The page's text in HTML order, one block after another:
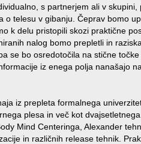
s partnerjem ali v
o telesu v gibanju. Čeprav bomo
k delu pristopili skozi praktične
nalog bomo prepletli in
se bo osredotočila na stične
iz enega polja nanašajo
iz prepleta formalnega
plesa in več kot
Mind Centeringa, Alexander
in različnih release tehnik.